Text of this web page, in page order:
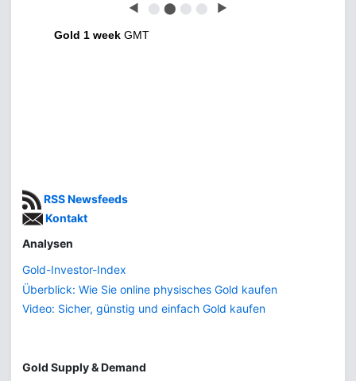
◀ ⬤ ⬤ ⬤ ⬤ ▶
Gold 1 week GMT
RSS Newsfeeds
Kontakt
Analysen
Gold-Investor-Index
Überblick: Wie Sie online physisches Gold kaufen
Video: Sicher, günstig und einfach Gold kaufen
Gold Supply & Demand